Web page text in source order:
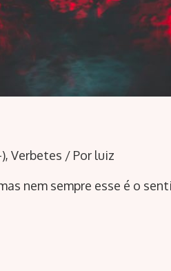
,Verbetes / Por luiz
nem sempre esse é o